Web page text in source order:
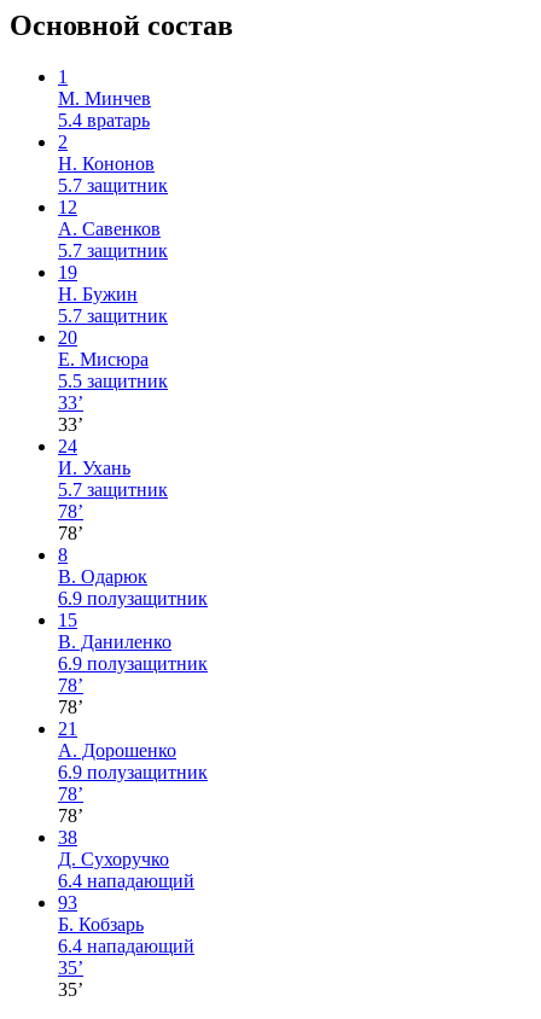
Основной состав
1
М. Минчев
5.4 вратарь
2
Н. Кононов
5.7 защитник
12
А. Савенков
5.7 защитник
19
Н. Бужин
5.7 защитник
20
Е. Мисюра
5.5 защитник
33’
33’
24
И. Ухань
5.7 защитник
78’
78’
8
В. Одарюк
6.9 полузащитник
15
В. Даниленко
6.9 полузащитник
78’
78’
21
А. Дорошенко
6.9 полузащитник
78’
78’
38
Д. Сухоручко
6.4 нападающий
93
Б. Кобзарь
6.4 нападающий
35’
35’